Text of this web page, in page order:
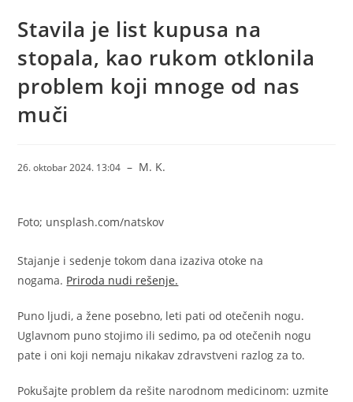
Stavila je list kupusa na
stopala, kao rukom otklonila
problem koji mnoge od nas
muči
26. oktobar 2024. 13:04 – M. K.
Foto; unsplash.com/natskov
Stajanje i sedenje tokom dana izaziva otoke na
nogama. Priroda nudi rešenje.
Puno ljudi, a žene posebno, leti pati od otečenih nogu.
Uglavnom puno stojimo ili sedimo, pa od otečenih nogu
pate i oni koji nemaju nikakav zdravstveni razlog za to.
Pokušajte problem da rešite narodnom medicinom: uzmite